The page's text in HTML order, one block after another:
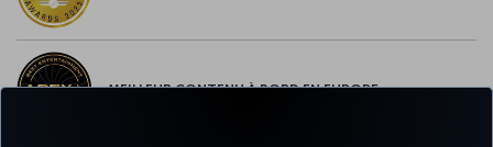
MEILLEUR CONTENU À BORD EN EUROPE